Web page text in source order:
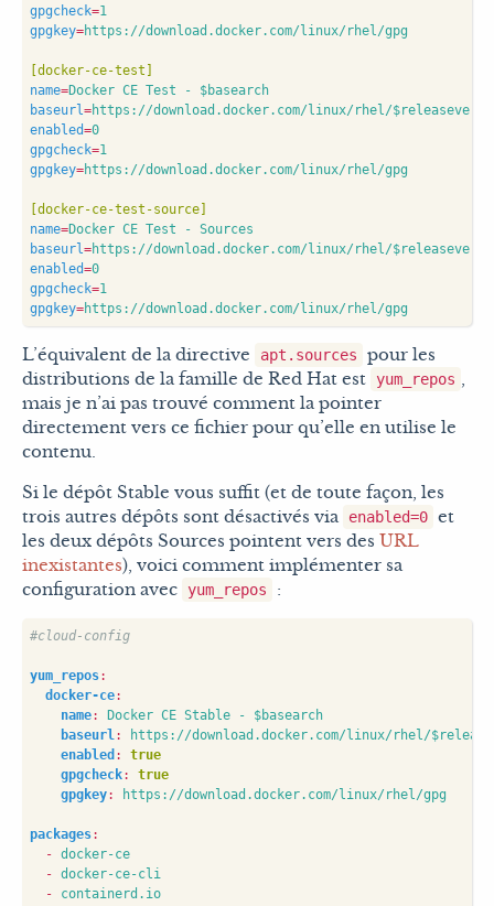
gpgcheck=1
gpgkey=https://download.docker.com/linux/rhel/gpg
[docker-ce-test]
name=Docker CE Test - $basearch
baseurl=https://download.docker.com/linux/rhel/$releasever/
enabled=0
gpgcheck=1
gpgkey=https://download.docker.com/linux/rhel/gpg
[docker-ce-test-source]
name=Docker CE Test - Sources
baseurl=https://download.docker.com/linux/rhel/$releasever/
enabled=0
gpgcheck=1
gpgkey=https://download.docker.com/linux/rhel/gpg
L’équivalent de la directive apt.sources
pour les
distributions de la famille de Red Hat est
yum_repos ,
mais je n’ai pas trouvé comment la pointer
directement vers ce fichier pour qu’elle en utilise le
contenu.
Si le dépôt Stable vous suffit (et de toute façon, les
trois autres dépôts sont désactivés via
enabled=0 et
les deux dépôts Sources pointent vers des URL
inexistantes), voici comment implémenter sa
configuration avec
yum_repos :
#cloud-config
yum_repos:
docker-ce:
name:
Docker CE Stable - $basearch
baseurl:
https://download.docker.com/linux/rhel/
enabled :
true
gpgcheck:
true
gpgkey: https://download.docker.com/linux/rhel/gpg
packages:
- docker-ce
- docker-ce-cli
- containerd.io